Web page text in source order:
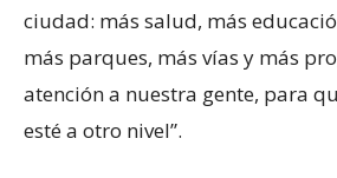
ciudad: más salud, más
más parques, más vías y más
atención a nuestra gente, para
esté a otro nivel”.